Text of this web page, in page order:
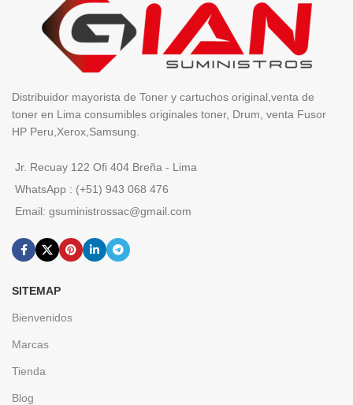
Distribuidor mayorista de Toner y cartuchos original,venta de
toner en Lima consumibles originales toner, Drum, venta Fusor
HP Peru,Xerox,Samsung.
Jr. Recuay 122 Ofi 404 Breña - Lima
WhatsApp : (+51) 943 068 476
Email: gsuministrossac@gmail.com
SITEMAP
Bienvenidos
Marcas
Tienda
Blog